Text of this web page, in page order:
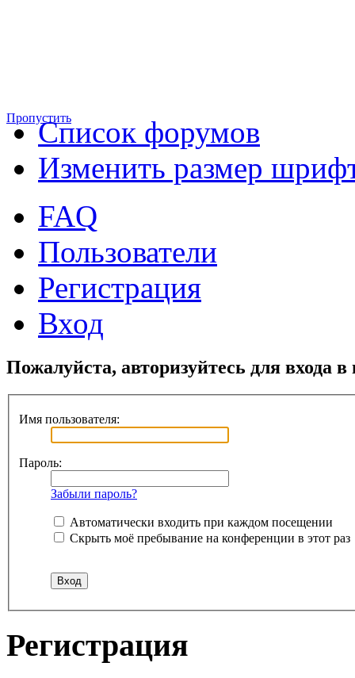
ПропуститьСписок форумов
Изменить размер
FAQ
Пользователи
Регистрация
Вход
Пожалуйста, авторизуйтесь для входа
Имя пользователя:
Пароль:
Забыли пароль?
Автоматически входить при каждом посещении
Скрыть моё пребывание на конференции в этот раз
Регистрация